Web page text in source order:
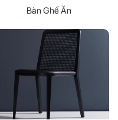
Bàn Ghế Ăn